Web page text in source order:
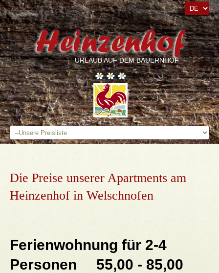
URLAUB AUF DEM BAUERNHOF
Die Preise unserer Apartments am
Heinzenhof in Welschnofen
Ferienwohnung für 2-4
Personen 55,00 - 85,00